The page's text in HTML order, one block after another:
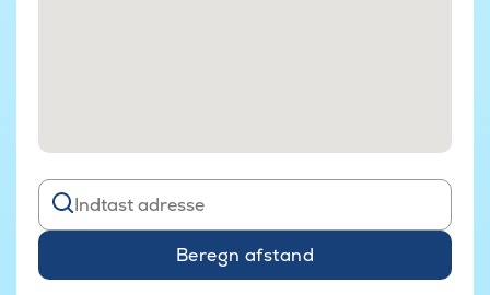
Beregn afstand